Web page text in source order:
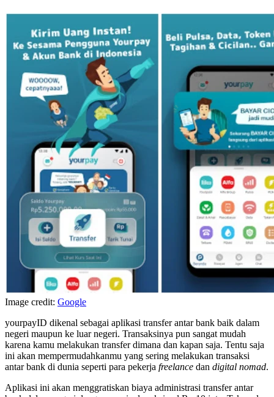
Image credit: Google
yourpayID dikenal sebagai aplikasi transfer antar bank baik dalam
negeri maupun ke luar negeri. Transaksinya pun sangat mudah
karena kamu melakukan transfer dimana dan kapan saja. Tentu saja
ini akan mempermudahkanmu yang sering melakukan transaksi
antar bank di dunia seperti para pekerja freelance dan digital nomad.
Aplikasi ini akan menggratiskan biaya administrasi transfer antar